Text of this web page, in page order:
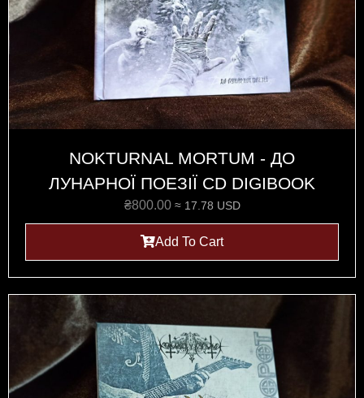
NOKTURNAL MORTUM - ДО
ЛУНАРНОЇ ПОЕЗІЇ CD DIGIBOOK
₴800.00 ≈ 17.78 USD
Add To Cart